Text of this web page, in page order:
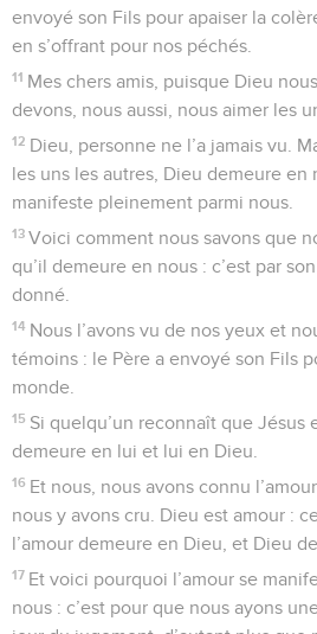
envoyé son Fils pour apaiser la
en s’offrant pour nos péchés.
11 Mes chers amis, puisque Dieu
devons, nous aussi, nous aimer les
12 Dieu, personne ne l’a jamais vu.
les uns les autres, Dieu demeure en
manifeste pleinement parmi nous.
13 Voici comment nous savons que
qu’il demeure en nous : c’est par
donné.
14 Nous l’avons vu de nos yeux et
témoins : le Père a envoyé son Fils
monde.
15 Si quelqu’un reconnaît que Jésus
demeure en lui et lui en Dieu.
16 Et nous, nous avons connu
nous y avons cru. Dieu est amour :
l’amour demeure en Dieu, et Dieu
17 Et voici pourquoi l’amour se
nous : c’est pour que nous ayons